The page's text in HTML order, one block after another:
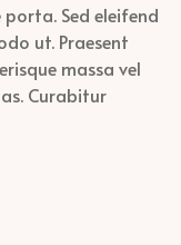
Sed eleifend
ut. Praesent
massa vel
Curabitur